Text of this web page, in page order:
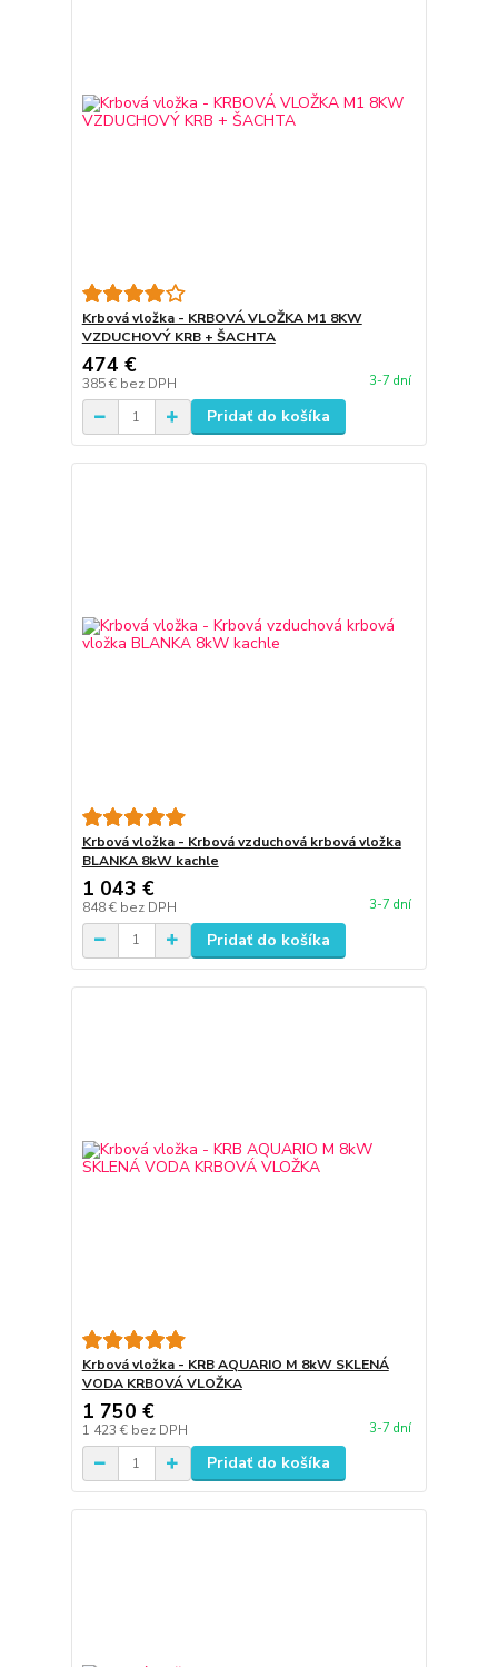
Krbová vložka - KRBOVÁ VLOŽKA M1 8KW
VZDUCHOVÝ KRB + ŠACHTA
474 €
385 € bez DPH 3-7 dní
Pridať do košíka
Krbová vložka - Krbová vzduchová krbová vložka
BLANKA 8kW kachle
1 043 €
848 € bez DPH 3-7 dní
Pridať do košíka
Krbová vložka - KRB AQUARIO M 8kW SKLENÁ
VODA KRBOVÁ VLOŽKA
1 750 €
1 423 € bez DPH 3-7 dní
Pridať do košíka